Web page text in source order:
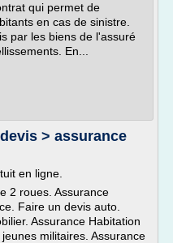
qui permet de
en cas de sinistre.
par les biens de l'assuré
En...
> assurance
en ligne.
2 roues. Assurance
Faire un devis auto.
Assurance Habitation
militaires. Assurance